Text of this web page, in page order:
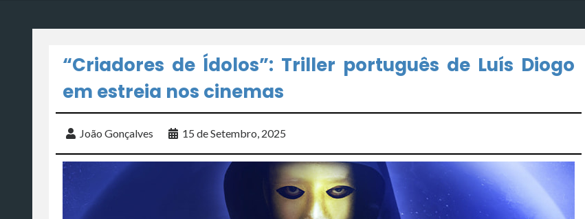
“Criadores de Ídolos”: Triller português de Luís Diogo
em estreia nos cinemas
João Gonçalves 15 de Setembro, 2025